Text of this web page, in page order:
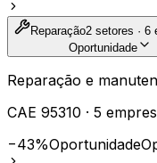
Reparação2 setores · 6
Oportunidade
Reparação e
CAE 95310 · 5
−43%Oportunidade